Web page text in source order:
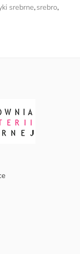
srebrne,srebro,